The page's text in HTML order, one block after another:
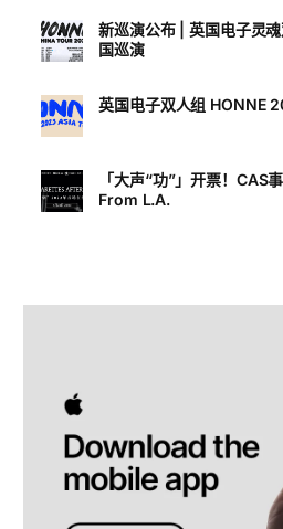
新巡演公布 | 英国电子灵
国巡演
英国电子双人组 HONNE
「大声“功”」开票！CAS
From L.A.